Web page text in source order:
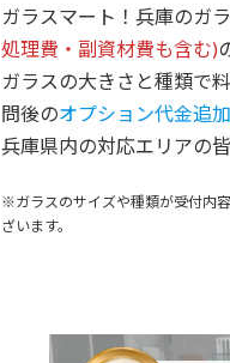
ガラスマート！兵庫のガ
処理費・副資材費も含む)
ガラスの大きさと種類で
問後のオプション代金追
兵庫県内の対応エリアの
※ガラスのサイズや種類が受付内
ざいます。